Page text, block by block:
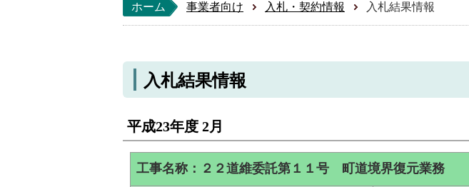
ホーム 事業者向け 入札・契約情報 入札結果情報
入札結果情報
平成23年度 2月
工事名称：２２道維委託第１１号 町道境界復元業務